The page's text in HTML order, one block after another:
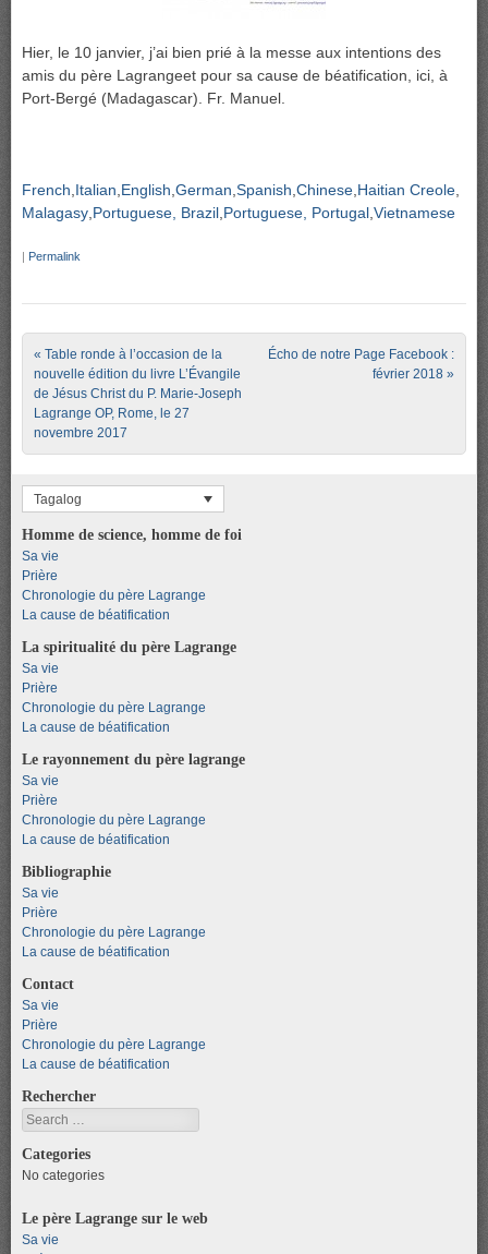
Hier, le 10 janvier, j’ai bien prié à la messe aux intentions des
amis du père Lagrangeet pour sa cause de béatification, ici, à
Port-Bergé (Madagascar). Fr. Manuel.
French Italian English German Spanish Chinese Haitian Creole
Malagasy Portuguese, Brazil Portuguese, Portugal Vietnamese
| Permalink
Post navigation
« Table ronde à l’occasion de la
nouvelle édition du livre L’Évangile
de Jésus Christ du P. Marie-Joseph
Lagrange OP, Rome, le 27
novembre 2017
Écho de notre Page Facebook :
février 2018 »
Tagalog
Homme de science, homme de foi
Sa vie
Prière
Chronologie du père Lagrange
La cause de béatification
La spiritualité du père Lagrange
Sa vie
Prière
Chronologie du père Lagrange
La cause de béatification
Le rayonnement du père lagrange
Sa vie
Prière
Chronologie du père Lagrange
La cause de béatification
Bibliographie
Sa vie
Prière
Chronologie du père Lagrange
La cause de béatification
Contact
Sa vie
Prière
Chronologie du père Lagrange
La cause de béatification
Rechercher
Search
Categories
No categories
Le père Lagrange sur le web
Sa vie